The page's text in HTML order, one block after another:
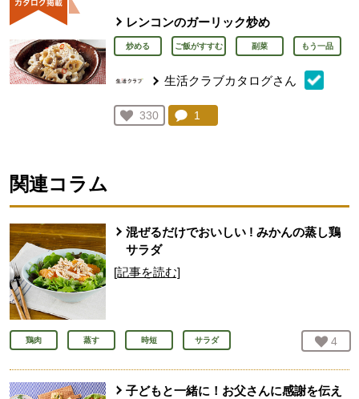
レンコンのガーリック炒め
炒める ご飯がすすむ 副菜 もう一品
生活クラブカタログさん
お気に入り登録：
330
人が登録
コメント：
1
関連コラム
混ぜるだけでおいしい ! みかんの蒸し鶏
サラダ
[記事を読む]
鶏肉 蒸す 時短 サラダ お気
4
子どもと一緒に！お父さんに感謝を伝え